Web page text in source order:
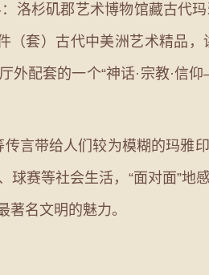
洛杉矶郡艺术博物馆藏古代
套）古代中美洲艺术精品
外配套的一个“神话·宗教·
言带给人们较为模糊的玛
球赛等社会生活，“面对面”
名文明的魅力。